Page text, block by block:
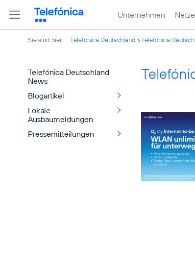
Unternehmen Netze
Sie sind hier: Telefónica Deutschland Telefónica
Telefónica Deutschland
News
Blogartikel
Lokale
Ausbaumeldungen
Pressemitteilungen